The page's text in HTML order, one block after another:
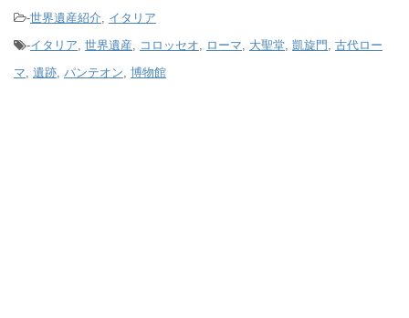
-世界遺産紹介, イタリア
-イタリア, 世界遺産, コロッセオ, ローマ, 大聖堂, 凱旋門 , 古代ロー
マ, 遺跡, パンテオン, 博物館